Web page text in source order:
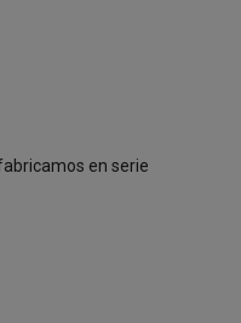
en serie